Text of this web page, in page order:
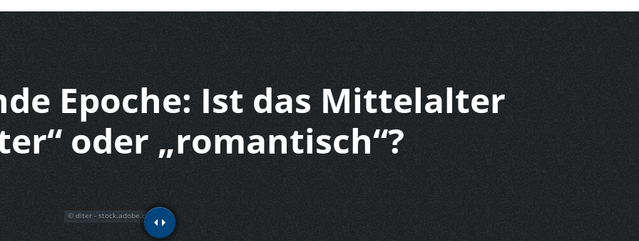
Epoche: Ist das Mittelalter
oder „romantisch“?
diter - stock.adobe.com v.senkiv - stock.adobe.com